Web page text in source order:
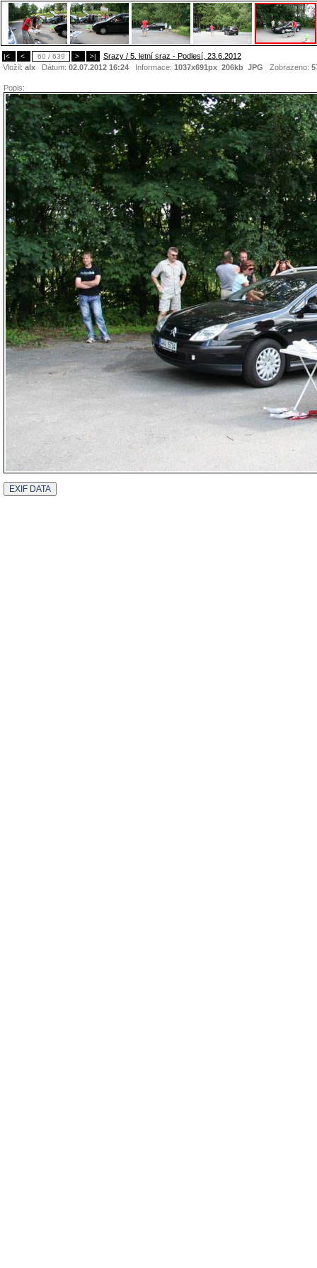
|< < 60 / 639 > >|
Srazy / 5. letní sraz - Podlesí, 23.6.2012
Vložil: alx Dátum: 02.07.2012 16:24 Informace: 1037x691px 206kb JPG Zobrazeno:
Popis: